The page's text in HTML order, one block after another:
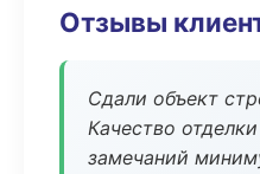
Отзывы
Сдали объект
Качество
замечаний